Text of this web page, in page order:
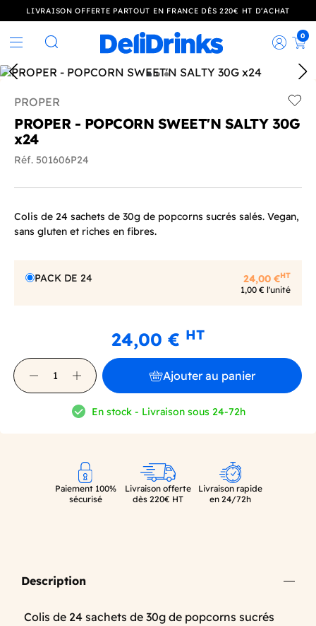
LIVRAISON OFFERTE PARTOUT EN FRANCE DÈS 220€ HT D’ACHAT
Rechercher
0
PROPER
PROPER - POPCORN SWEET'N SALTY 30G
x24
Réf. 501606P24
Colis de 24 sachets de 30g de popcorns sucrés salés. Vegan,
sans gluten et riches en fibres.
PACK DE 24 24,00 €HT
1,00 € l'unité
24,00 € HT
Ajouter au panier
En stock - Livraison sous 24-72h
Paiement 100%
sécurisé
Livraison offerte
dès 220€ HT
Livraison rapide
en 24/72h
Description
Colis de 24 sachets de 30g de popcorns sucrés